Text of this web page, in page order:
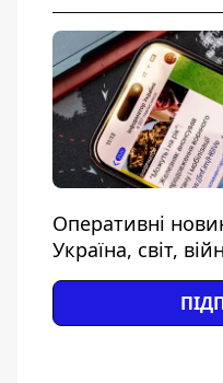
Оперативні
Україна, світ,